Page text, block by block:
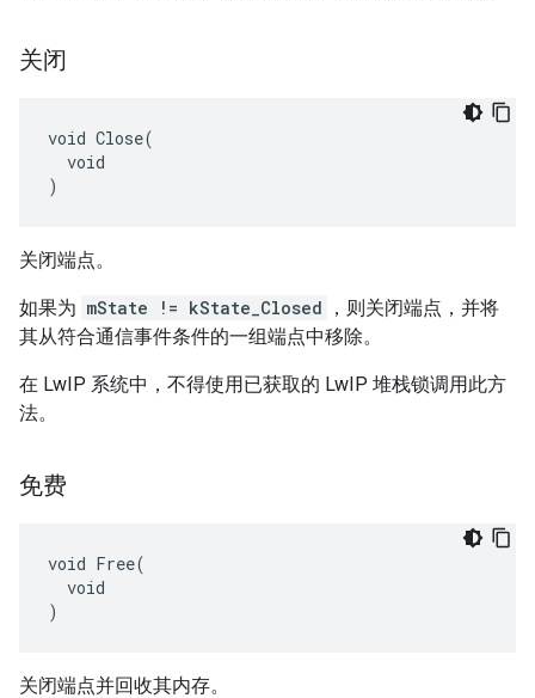
关闭
void Close(
  void
)
关闭端点。
如果为 mState != kState_Closed
，则关闭端点，并将
其从符合通信事件条件的一组端点中移除。
在 LwIP 系统中，不得使用已获取的 LwIP 堆栈锁调用此方
法。
免费
void Free(
  void
)
关闭端点并回收其内存。